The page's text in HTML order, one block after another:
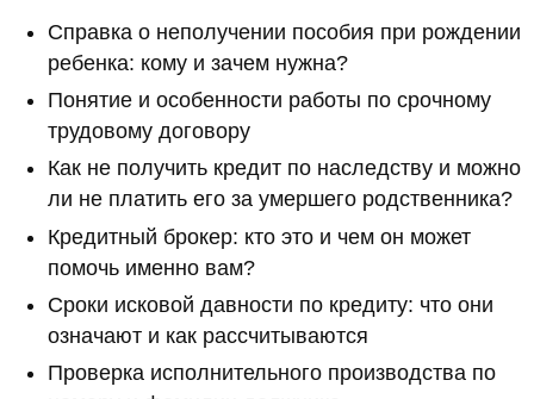
Справка о неполучении пособия при рождении
ребенка: кому и зачем нужна?
Понятие и особенности работы по срочному
трудовому договору
Как не получить кредит по наследству и можно
ли не платить его за умершего родственника?
Кредитный брокер: кто это и чем он может
помочь именно вам?
Сроки исковой давности по кредиту: что они
означают и как рассчитываются
Проверка исполнительного производства по